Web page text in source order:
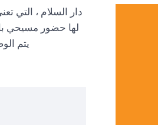
دار السلام ، التي
لها حضور مسيحي
يتم